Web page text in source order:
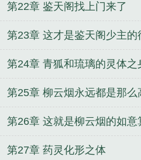
第22章 鉴天阁找上门来了
第23章 这才是鉴天阁少主的
第24章 青狐和琉璃的灵体
印
第25章 柳云烟永远都是那么
第26章 这就是柳云烟的如意
第27章 药灵化形之体